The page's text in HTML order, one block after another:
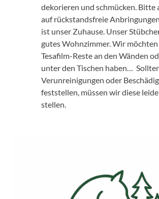
dekorieren und schmücken. Bitte
auf rückstandsfreie
ist unser Zuhause. Unser
gutes Wohnzimmer. Wir
Tesafilm-Reste an den Wänden
unter den Tischen haben…
Verunreinigungen oder
feststellen, müssen wir diese
stellen.